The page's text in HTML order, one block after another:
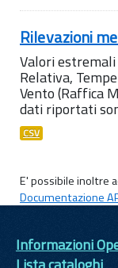
Rilevazioni
Valori
Relativa,
Vento (Raffica
dati riportati
CSV
E' possibile inoltre
Documentazione
Informazioni